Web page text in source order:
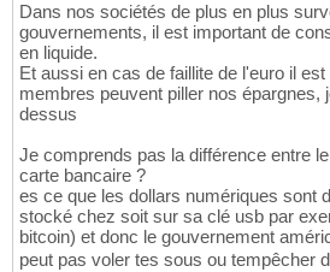
Dans nos sociétés de plus en plus
gouvernements, il est important de
en liquide.
Et aussi en cas de faillite de l'euro il
membres peuvent piller nos épargnes,
dessus
Je comprends pas la différence entre
carte bancaire ?
es ce que les dollars numériques sont
stocké chez soit sur sa clé usb par
bitcoin) et donc le gouvernement
peut pas voler tes sous ou tempêcher